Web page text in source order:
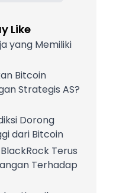
Like
yang Memiliki
Bitcoin
Strategis AS?
Dorong
dari Bitcoin
Terus
Terhadap